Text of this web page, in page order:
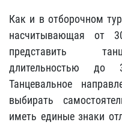
Как и в отборочном
насчитывающая от
представить
длительностью
Танцевальное
выбирать
иметь единые знаки